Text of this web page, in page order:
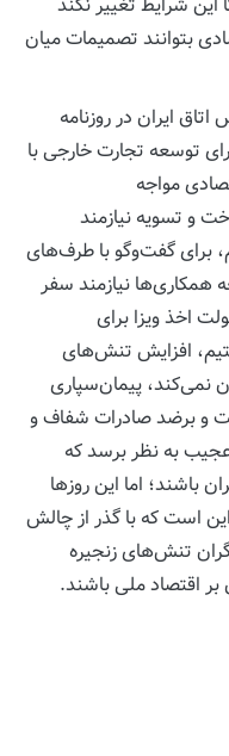
بتوانند تصمیمات میان
ایران در روزنامه
توسعه تجارت خارجی با
مواجه
و تسویه نیازمند
برای گفت‌وگو با طرف‌های
همکاری‌ها نیازمند سفر
اخذ ویزا برای
افزایش تنش‌های
نمی‌کند، پیمان‌سپاری
و برضد صادرات شفاف و
به نظر برسد که
باشند؛ اما این روزها
است که با گذر از چالش
تنش‌های زنجیره
اقتصاد ملی باشند.